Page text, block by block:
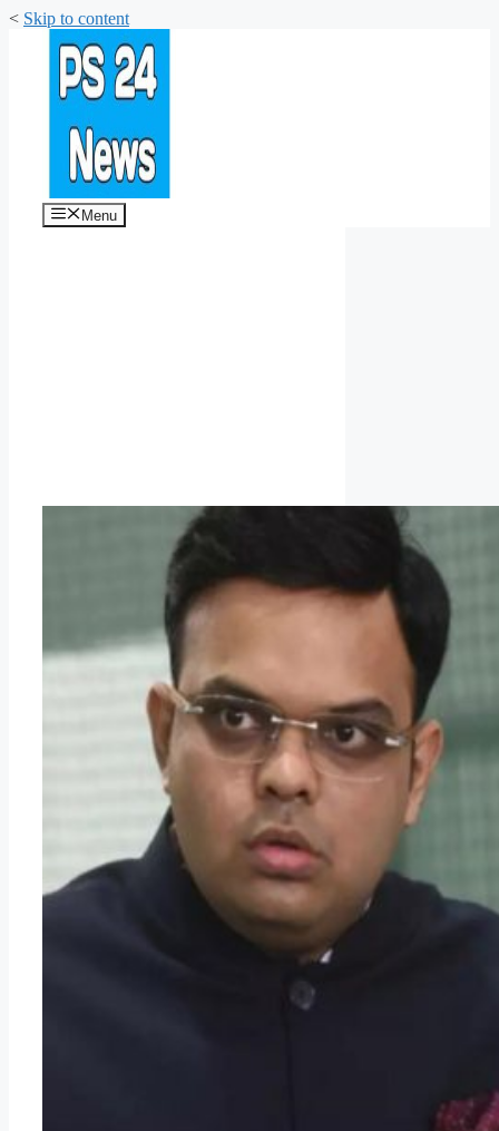
< Skip to content
Menu